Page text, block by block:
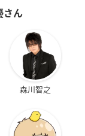
さん
森川智之